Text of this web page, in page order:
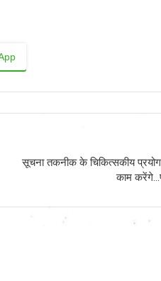
सूचना तकनीक के चिकित्सकीय
काम